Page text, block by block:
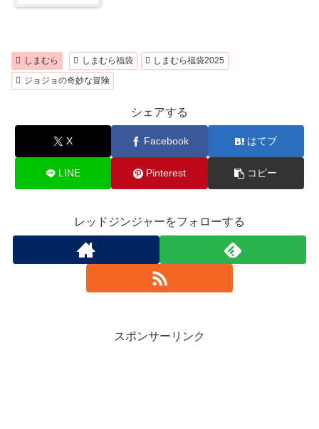
しまむら しまむら福袋
しまむら福袋2025
ジョジョの奇妙な冒険
シェアする
X Facebook はてブ
LINE Pinterest コピー
レッドジンジャーをフォローする
スポンサーリンク